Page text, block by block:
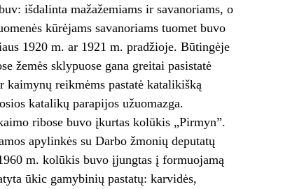
išdalinta mažažemiams ir savanoriams, o
kūrėjams savanoriams tuomet buvo
1920 m. ar 1921 m. pradžioje. Būtingėje
žemės sklypuose gana greitai pasistatė
reikmėms pastatė katalikišką
katalikų parapijos užuomazga.
ribose buvo įkurtas kolūkis „Pirmyn”.
apylinkės su Darbo žmonių deputatų
m. kolūkis buvo įjungtas į formuo­jamą
ūkic gamybinių pastatų: karvidės,